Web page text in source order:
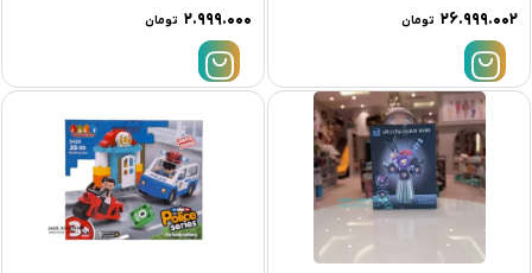
۲۶.۹۹۹.۰۰۲ تومان ۲.۹۹۹.۰۰۰ تومان